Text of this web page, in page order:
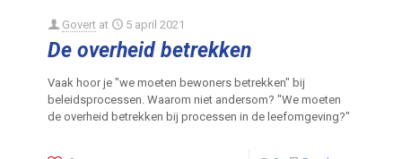
Govert at 5 april 2021
De overheid betrekken
Vaak hoor je "we moeten bewoners betrekken" bij
beleidsprocessen. Waarom niet andersom? "We moeten
de overheid betrekken bij processen in de leefomgeving?"